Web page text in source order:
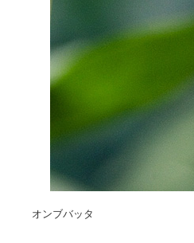
オンブバッタ